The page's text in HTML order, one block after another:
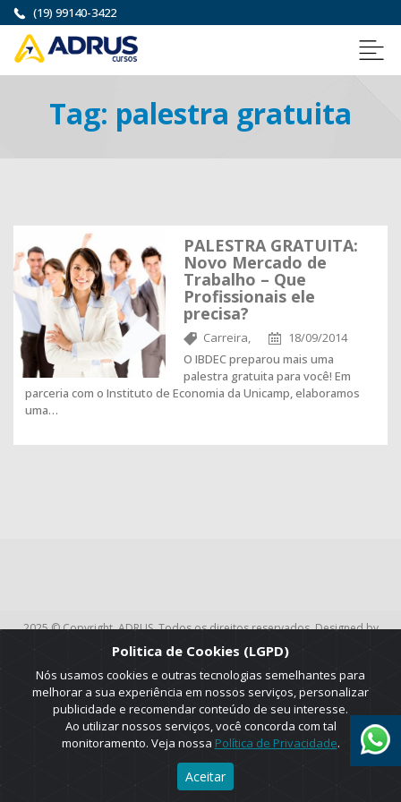
(19) 99140-3422
Tag: palestra gratuita
PALESTRA GRATUITA:
Novo Mercado de
Trabalho – Que
Profissionais ele
precisa?
Carreira,
18/09/2014
O IBDEC preparou mais uma
palestra gratuita para você! Em
parceria com o Instituto de Economia da Unicamp, elaboramos
uma…
2025 © Copyright. ADRUS. Todos os direitos reservados. Designed by
AGT Online.
Politica de Cookies (LGPD)
Nós usamos cookies e outras tecnologias semelhantes para
melhorar a sua experiência em nossos serviços, personalizar
publicidade e recomendar conteúdo de seu interesse.
Ao utilizar nossos serviços, você concorda com tal
monitoramento. Veja nossa Política de Privacidade.
Aceitar